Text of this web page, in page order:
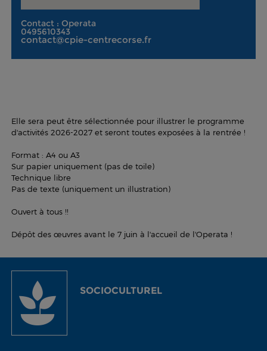
Contact : Operata
0495610343
contact@cpie-centrecorse.fr
Elle sera peut être sélectionnée pour illustrer le programme
d'activités 2026-2027 et seront toutes exposées à la rentrée !
Format : A4 ou A3
Sur papier uniquement (pas de toile)
Technique libre
Pas de texte (uniquement un illustration)
Ouvert à tous !!
Dépôt des œuvres avant le 7 juin à l'accueil de l'Operata !
SOCIOCULTUREL